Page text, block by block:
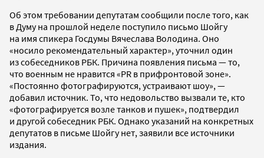
Об этом требовании депутатам сообщили после того, как
в Думу на прошлой неделе поступило письмо Шойгу
на имя спикера Госдумы Вячеслава Володина. Оно
«носило рекомендательный характер», уточнил один
из собеседников РБК. Причина появления письма — то,
что военным не нравится «PR в прифронтовой зоне».
«Постоянно фотографируются, устраивают шоу», —
добавил источник. То, что недовольство вызвали те, кто
«фотографируется возле танков и пушек», подтвердил
и другой собеседник РБК. Однако указаний на конкретных
депутатов в письме Шойгу нет, заявили все источники
издания.